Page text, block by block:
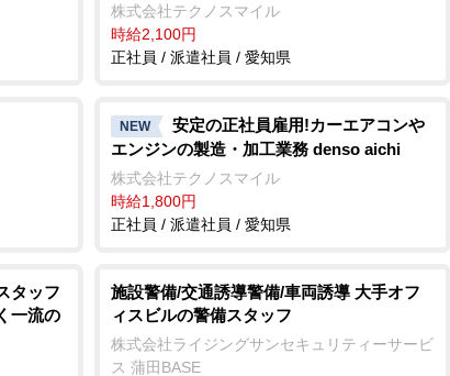
株式会社テクノスマイル
時給2,100円
正社員 / 派遣社員 / 愛知県
NEW
安定の正社員雇用!カーエアコン
エンジンの製造・加工業務 denso aichi
株式会社テクノスマイル
時給1,800円
正社員 / 派遣社員 / 愛知県
タッフ
一流の
施設警備/交通誘導警備/車両誘導 大手オフ
ィスビルの警備スタッフ
株式会社ライジングサンセキュリティーサービ
ス 蒲田BASE